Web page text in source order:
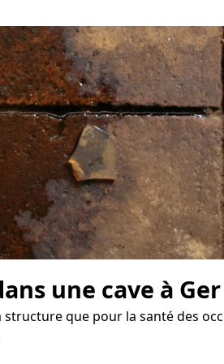
une cave à Ger
que pour la santé des